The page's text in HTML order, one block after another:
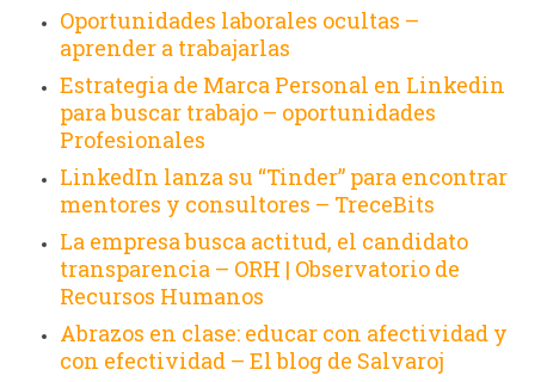
Oportunidades laborales ocultas –
aprender a trabajarlas
Estrategia de Marca Personal en Linkedin
para buscar trabajo – oportunidades
Profesionales
LinkedIn lanza su “Tinder” para encontrar
mentores y consultores – TreceBits
La empresa busca actitud, el candidato
transparencia – ORH | Observatorio de
Recursos Humanos
Abrazos en clase: educar con afectividad y
con efectividad – El blog de Salvaroj